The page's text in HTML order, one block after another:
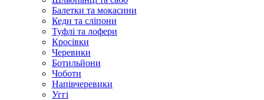
Балетки та мокасини
Кеди та сліпони
Туфлі та лофери
Кросівки
Черевики
Ботильйони
Чоботи
Напівчеревики
Уггі